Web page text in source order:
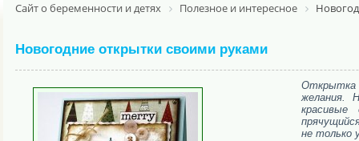
Сайт о беременности и детях Полезное и интересное
Новогодние открытки своими руками
Открытка
желания.
красивые
не только